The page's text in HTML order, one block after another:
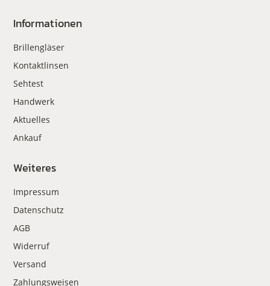
Informationen
Brillengläser
Kontaktlinsen
Sehtest
Handwerk
Aktuelles
Ankauf
Weiteres
Impressum
Datenschutz
AGB
Widerruf
Versand
Zahlungsweisen